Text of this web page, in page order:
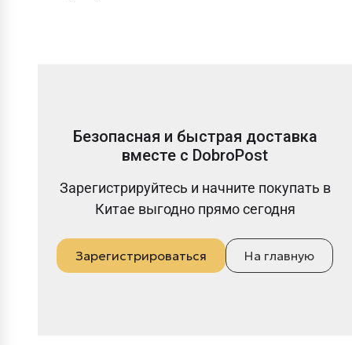
Безопасная и быстрая доставка
вместе с DobroPost
Зарегистрируйтесь и начните покупать в
Китае выгодно прямо сегодня
Зарегистрироваться На главную